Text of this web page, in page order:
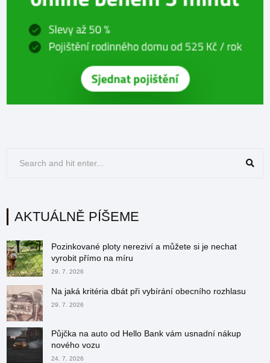
AKTUÁLNĚ PÍŠEME
Pozinkované ploty nereziví a můžete si je nechat
vyrobit přímo na míru
29. 7. 2026
Na jaká kritéria dbát při vybírání obecního rozhlasu
29. 7. 2026
Půjčka na auto od Hello Bank vám usnadní nákup
nového vozu
24. 7. 2026